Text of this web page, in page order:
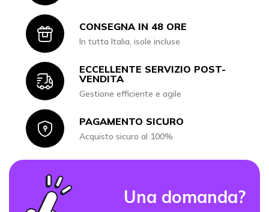
IconCONSEGNA IN 48 ORE
In tutta Italia, isole incluse
Icon
ECCELLENTE SERVIZIO POST-
VENDITA
Gestione efficiente e agile
IconPAGAMENTO SICURO
Acquisto sicuro al 100%
Una domanda?